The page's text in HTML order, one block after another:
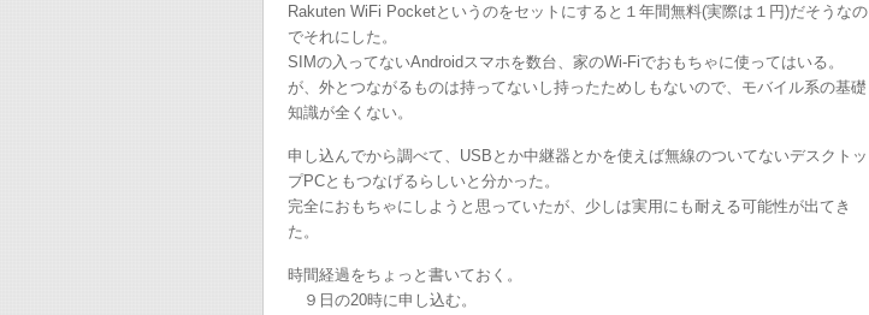
Rakuten WiFi Pocketというのをセットにすると１年間無料(実際は１円)だそうなの
でそれにした。
SIMの入ってないAndroidスマホを数台、家のWi-Fiでおもちゃに使ってはいる。
が、外とつながるものは持ってないし持ったためしもないので、モバイル系の基礎
知識が全くない。
申し込んでから調べて、USBとか中継器とかを使えば無線のついてないデスクトッ
プPCともつなげるらしいと分かった。
完全におもちゃにしようと思っていたが、少しは実用にも耐える可能性が出てき
た。
時間経過をちょっと書いておく。
９日の20時に申し込む。